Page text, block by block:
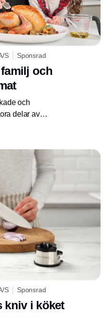
S Sponsrad
och
och
delar av
präglad av
där många
S Sponsrad
kniv i köket